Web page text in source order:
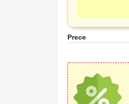
Prece